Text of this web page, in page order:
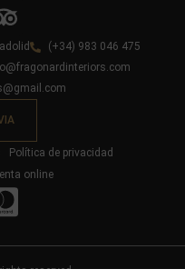
(+34) 983 046 475
Política de privacidad
online
reserved.